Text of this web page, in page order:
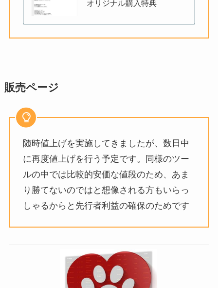
オリジナル購入特典
販売ページ
随時値上げを実施してきましたが、数日中
に再度値上げを行う予定です。同様のツー
ルの中では比較的安価な値段のため、あま
り勝てないのではと想像される方もいらっ
しゃるからと先行者利益の確保のためです